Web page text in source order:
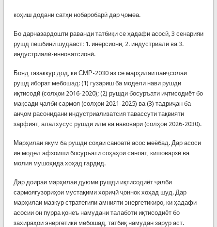
коҳиш додани сатҳи нобаробарӣ дар ҷомеа.
Бо дарназардошти раванди татбиқи се ҳадафи асосӣ, 3 сенарияи
рушд пешбинӣ шудааст: 1. инерсионӣ, 2. индустриалӣ ва 3.
индустриалӣ-инноватсионӣ.
Бояд тазаккур дод, ки СМР-2030 аз се марҳилаи панҷсолаи
рушд иборат мебошад: (1) гузариш ба модели нави рушди
иқтисодӣ (солҳои 2016-2020); (2) рушди босуръати иҷтисодиёт бо
мақсади ҷалби сармоя (солҳои 2021-2025) ва (3) тадриҷан ба
анҷом расонидани индустриализатсия тавассути тақвияти
зарфият, алалхусус рушди илм ва навоварӣ (солҳои 2026-2030).
Марҳилаи якум ба рушди соҳаи саноатӣ асос меёбад. Дар асоси
ин модел афзоиши босуръати соҳаҳои саноат, кишоварзӣ ва
молия мушоҳида хоҳад гардид.
Дар доираи марҳилаи дуюми рушди иқтисодиёт ҷалби
сармоягузориҳои мустақими хориҷӣ ҷоннок хоҳад шуд. Дар
марҳилаи мазкур стратегияи амнияти энергетикиро, ки ҳадафи
асосии он пурра қонеъ намудани талаботи иқтисодиёт бо
захираҳои энергетикӣ мебошад, татбиқ намудан зарур аст.